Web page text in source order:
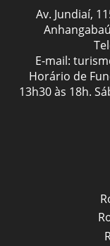
Av. Jundiaí,
E-mail:
Horário de
13h30 às 18h.